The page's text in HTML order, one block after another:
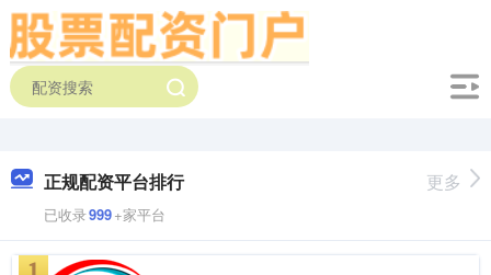
正规配资平台排行
已收录999+家平台
更多